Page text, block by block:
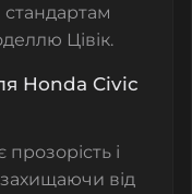
стандартам
Цівік.
Honda Civic
прозорість і
захищаючи від